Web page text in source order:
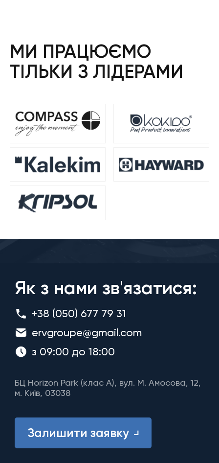
МИ ПРАЦЮЄМО
ТІЛЬКИ З ЛІДЕРАМИ
Як з нами зв'язатися:
+38 (050) 677 79 31
ervgroupe@gmail.com
з 09:00 до 18:00
БЦ Horizon Park (клас A), вул. М. Амосова, 12,
м. Київ, 03038
Залишити заявку